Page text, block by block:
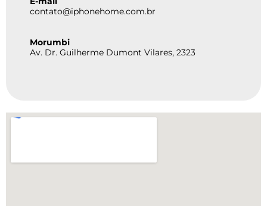
contato@iphonehome.com.br
Morumbi
Av. Dr. Guilherme Dumont Vilares, 2323